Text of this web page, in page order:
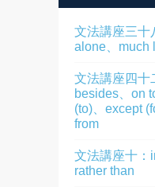
文法講座三十
alone、much
文法講座四十
besides、on
(to)、except
from
文法講座十：
rather than